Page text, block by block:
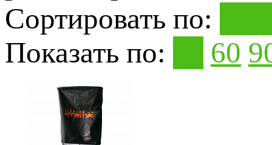
Сортировать по:
Показать по:
60